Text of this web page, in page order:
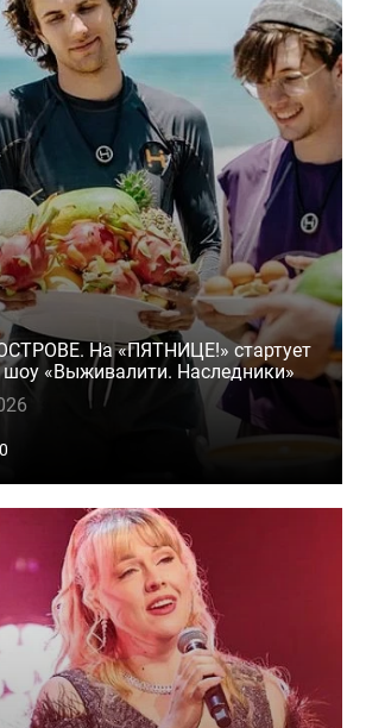
На «ПЯТНИЦЕ!» стартует
шоу «Выживалити. Наследники»
0